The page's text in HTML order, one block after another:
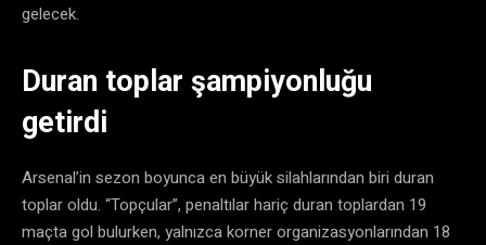
gelecek.
Duran toplar şampiyonluğu
getirdi
Arsenal’in sezon boyunca en büyük silahlarından biri duran
toplar oldu. “Topçular”, penaltılar hariç duran toplardan 19
maçta gol bulurken, yalnızca korner organizasyonlarından 18